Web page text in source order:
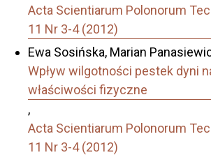
Acta Scientiarum Polonorum
11 Nr 3-4 (2012)
Ewa Sosińska, Marian
Wpływ wilgotności pestek dyni
właściwości fizyczne
,
Acta Scientiarum Polonorum
11 Nr 3-4 (2012)